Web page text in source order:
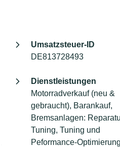
Umsatzsteuer-ID
DE813728493
Dienstleistungen
Motorradverkauf (neu &
gebraucht), Barankauf,
Bremsanlagen:
Tuning, Tuning und
Peformance-